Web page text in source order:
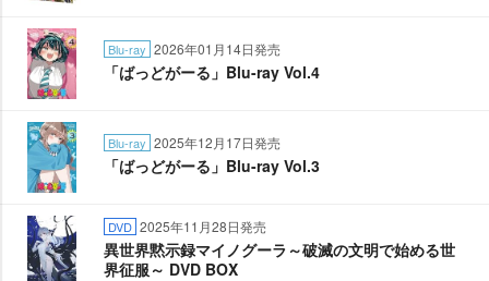
Blu-ray 2026年01月14日発売
「ばっどがーる」Blu-ray Vol.4
Blu-ray 2025年12月17日発売
「ばっどがーる」Blu-ray Vol.3
DVD 2025年11月28日発売
異世界黙示録マイノグーラ～破滅の文明で始める世
界征服～ DVD BOX